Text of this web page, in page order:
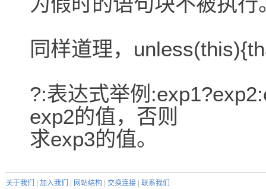
同样道理，
?:表达式举例
exp2的值，否则
求exp3的值。
关于我们 加入我们 网站结构 交换连接
联系我们